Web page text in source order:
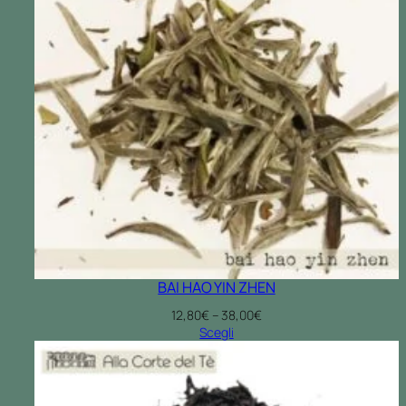
BAI HAO YIN ZHEN
12,80€ – 38,00€Fascia
a
Scegli